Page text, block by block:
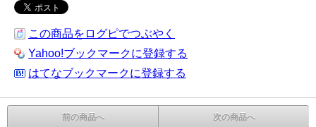
この商品をログピでつぶやく
Yahoo!ブックマークに登録する
はてなブックマークに登録する
前の商品へ 次の商品へ